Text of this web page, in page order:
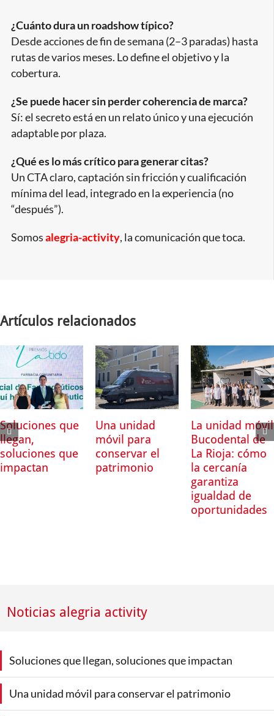
¿Cuánto dura un roadshow típico?
Desde acciones de fin de semana (2–3 paradas) hasta
rutas de varios meses. Lo define el objetivo y la
cobertura.
¿Se puede hacer sin perder coherencia de marca?
Sí: el secreto está en un relato único y una ejecución
adaptable por plaza.
¿Qué es lo más crítico para generar citas?
Un CTA claro, captación sin fricción y cualificación
mínima del lead, integrado en la experiencia (no
“después”).
Somosalegria-activity, la comunicación que toca.
Artículos relacionados
Soluciones que
llegan,
soluciones que
impactan
Una unidad
móvil para
conservar el
patrimonio
La unidad móvil
Bucodental de
La Rioja: cómo
la cercanía
garantiza
igualdad de
oportunidades
Noticias alegria activity
Soluciones que llegan, soluciones que impactan
Una unidad móvil para conservar el patrimonio